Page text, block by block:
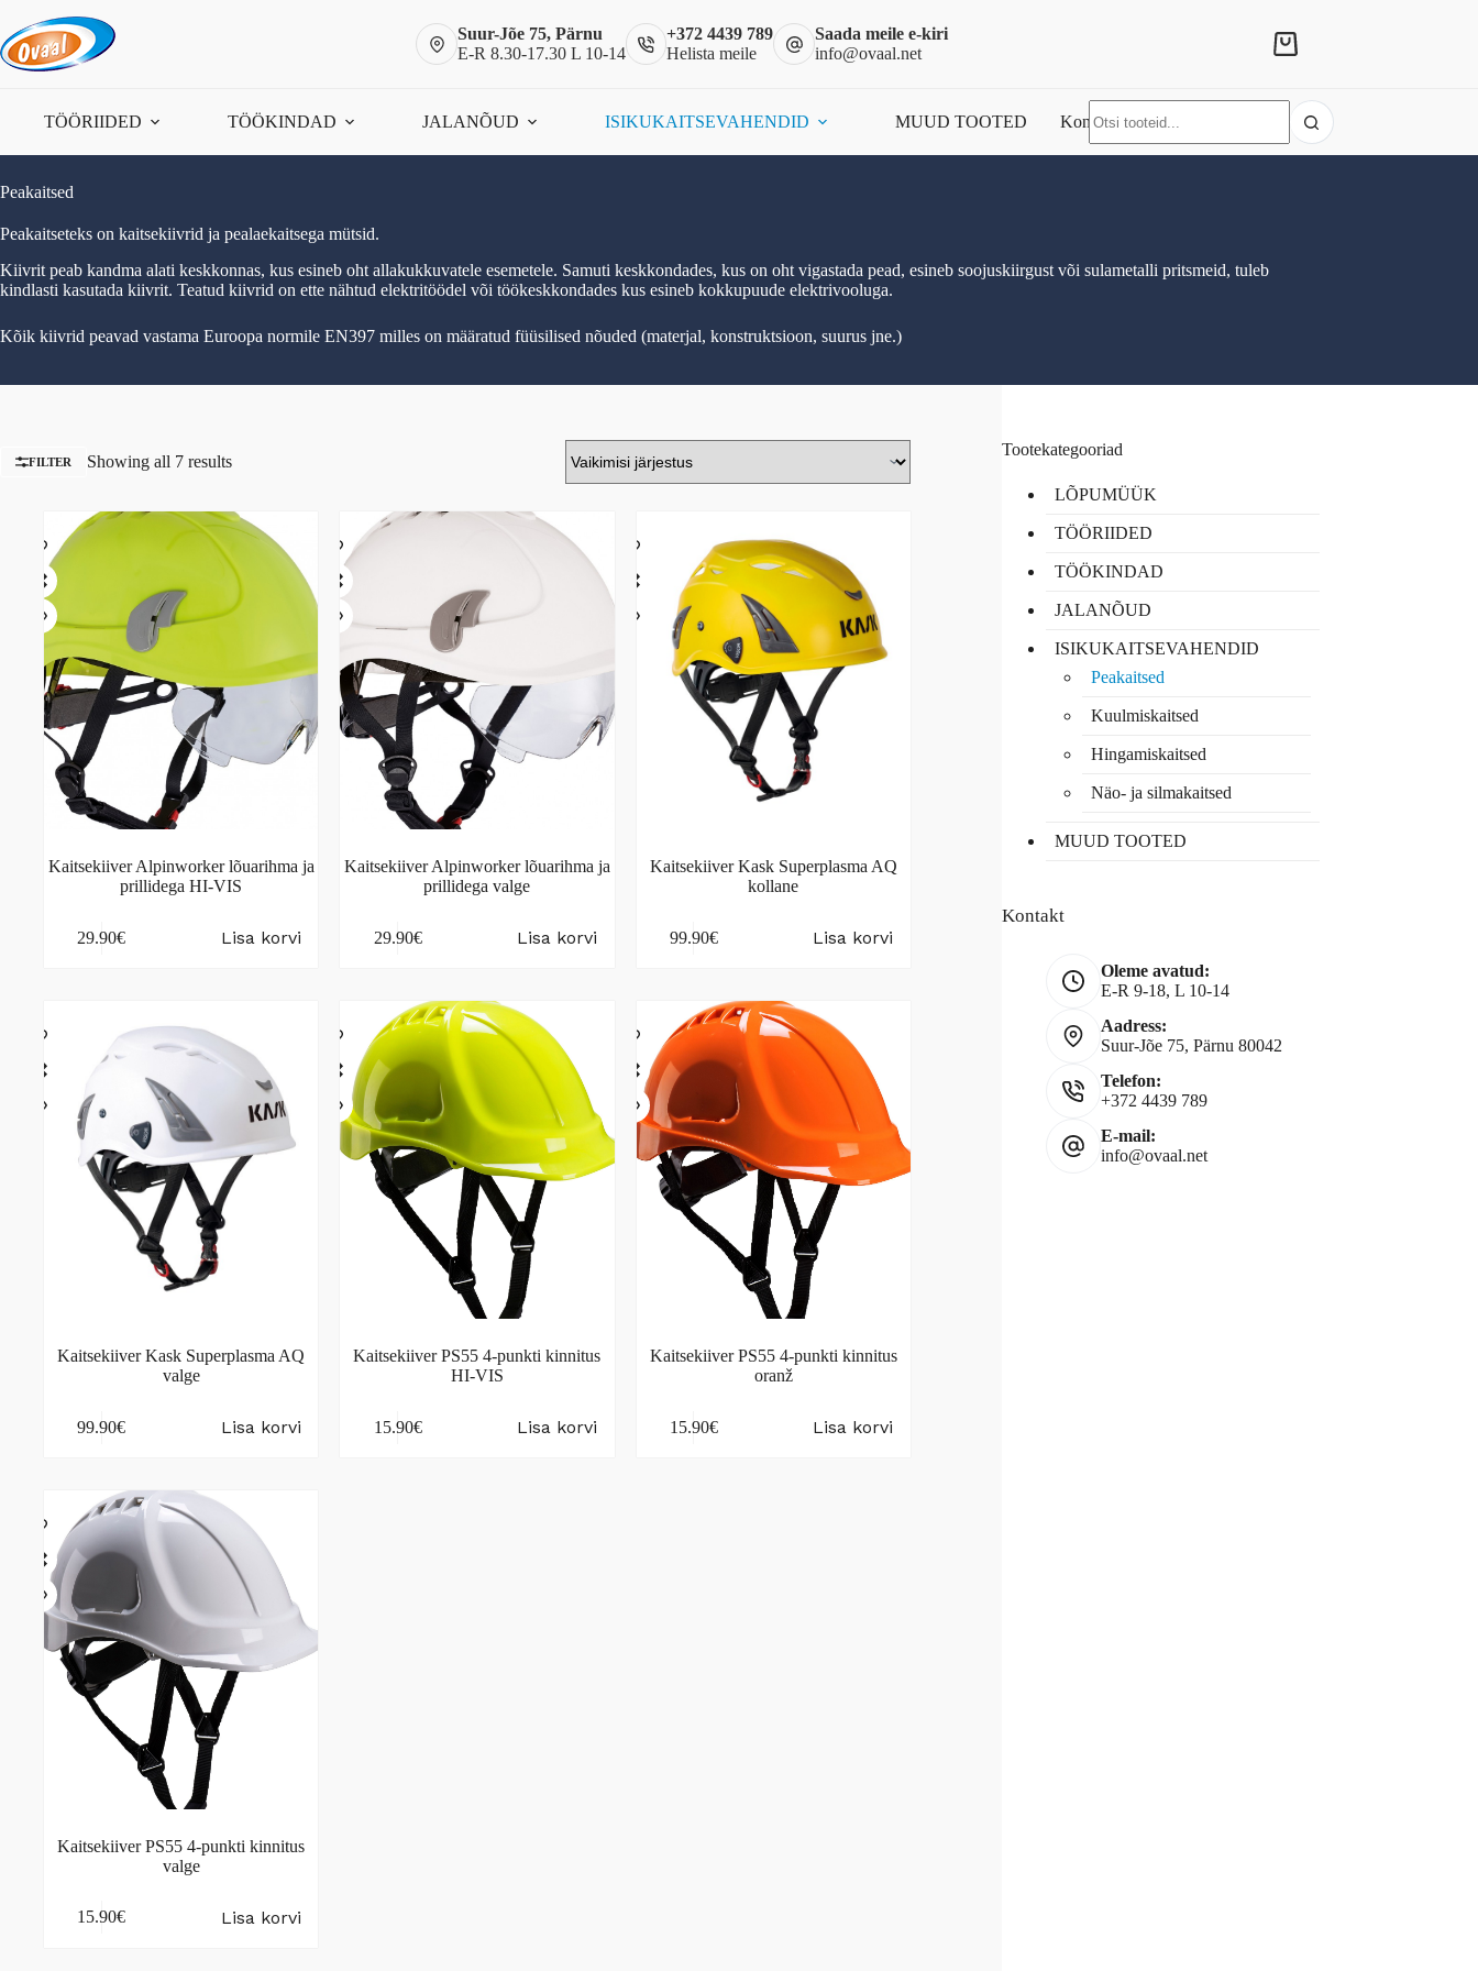
content
Suur-Jõe 75, Pärnu
E-R 8.30-17.30 L 10-14
+372 4439 789
Helista meile
Saada meile e-kiri
info@ovaal.net
Shopping
TÖÖRIIDED TÖÖKINDAD JALANÕUD ISIKUKAITSEVAHENDID MUUD TOOTED Kontakt
results
Peakaitsed
Peakaitseteks on kaitsekiivrid ja pealaekaitsega mütsid.
Kiivrit peab kandma alati keskkonnas, kus esineb oht allakukkuvatele esemetele. Samuti keskkondades, kus on oht vigastada pead, esineb soojuskiirgust või sulametalli pritsmeid, tuleb
kindlasti kasutada kiivrit. Teatud kiivrid on ette nähtud elektritöödel või töökeskkondades kus esineb kokkupuude elektrivooluga.
Kõik kiivrid peavad vastama Euroopa normile EN397 milles on määratud füüsilised nõuded (materjal, konstruktsioon, suurus jne.)
FILTER Showing all 7 results
Kaitsekiiver Alpinworker lõuarihma ja
prillidega HI-VIS
29.90€ Lisa korvi
Kaitsekiiver Alpinworker lõuarihma ja
prillidega valge
29.90€ Lisa korvi
Kaitsekiiver Kask Superplasma AQ
kollane
99.90€ Lisa korvi
Kaitsekiiver Kask Superplasma AQ
valge
99.90€ Lisa korvi
Kaitsekiiver PS55 4-punkti kinnitus
HI-VIS
15.90€ Lisa korvi
Kaitsekiiver PS55 4-punkti kinnitus
oranž
15.90€ Lisa korvi
Kaitsekiiver PS55 4-punkti kinnitus
valge
15.90€ Lisa korvi
Tootekategooriad
LÕPUMÜÜK
TÖÖRIIDED
TÖÖKINDAD
JALANÕUD
ISIKUKAITSEVAHENDID
Peakaitsed
Kuulmiskaitsed
Hingamiskaitsed
Näo- ja silmakaitsed
MUUD TOOTED
Kontakt
Oleme avatud:
E-R 9-18, L 10-14
Aadress:
Suur-Jõe 75, Pärnu 80042
Telefon:
+372 4439 789
E-mail:
info@ovaal.net